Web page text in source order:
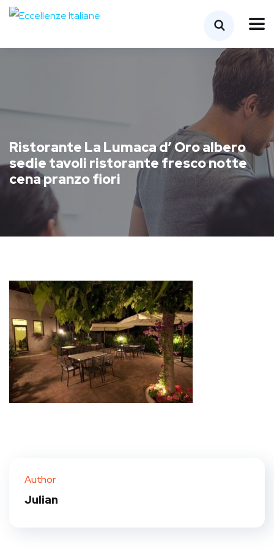
Ristorante La Lumaca d’ Oro albero
sedie tavoli ristorante fresco notte
cena pranzo fiori
Author
Julian